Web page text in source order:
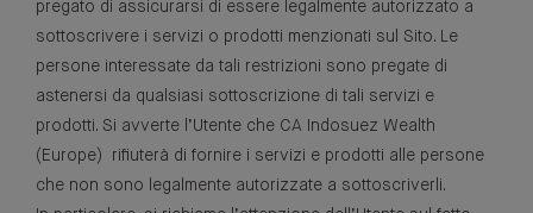
pregato di assicurarsi di essere legalmente autorizzato a
sottoscrivere i servizi o prodotti menzionati sul Sito. Le
persone interessate da tali restrizioni sono pregate di
astenersi da qualsiasi sottoscrizione di tali servizi e
prodotti. Si avverte l’Utente che CA Indosuez Wealth
(Europe) rifiuterà di fornire i servizi e prodotti alle persone
che non sono legalmente autorizzate a sottoscriverli.